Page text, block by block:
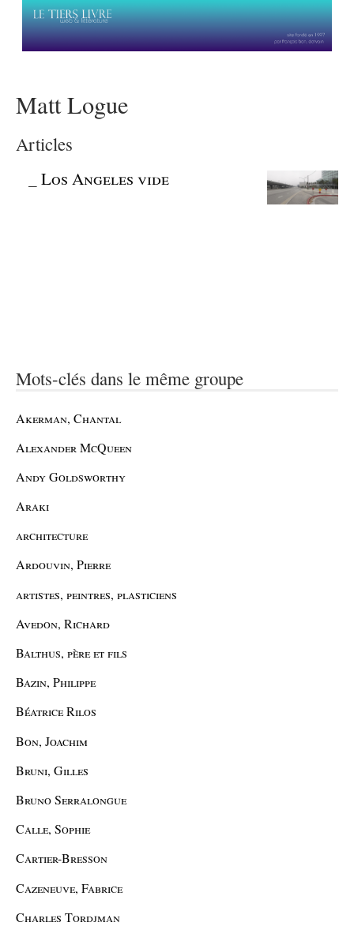
Matt Logue
Articles
_Los Angeles vide
Mots-clés dans le même groupe
Akerman, Chantal
Alexander McQueen
Andy Goldsworthy
Araki
architecture
Ardouvin, Pierre
artistes, peintres, plasticiens
Avedon, Richard
Balthus, père et fils
Bazin, Philippe
Béatrice Rilos
Bon, Joachim
Bruni, Gilles
Bruno Serralongue
Calle, Sophie
Cartier-Bresson
Cazeneuve, Fabrice
Charles Tordjman